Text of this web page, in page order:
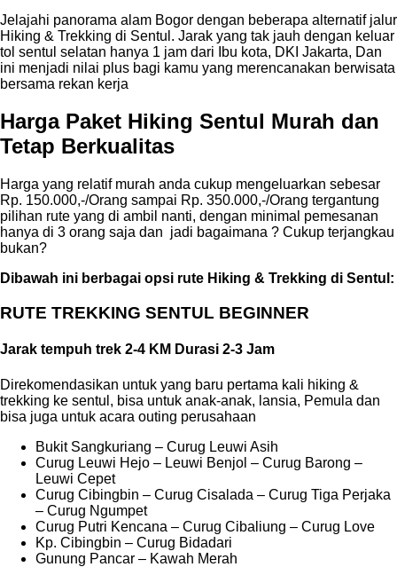
Jelajahi panorama alam Bogor dengan beberapa alternatif jalur
Hiking & Trekking di Sentul. Jarak yang tak jauh dengan keluar
tol sentul selatan hanya 1 jam dari Ibu kota, DKI Jakarta, Dan
ini menjadi nilai plus bagi kamu yang merencanakan berwisata
bersama rekan kerja
Harga Paket Hiking Sentul Murah dan
Tetap Berkualitas
Harga yang relatif murah anda cukup mengeluarkan sebesar
Rp. 150.000,-/Orang sampai Rp. 350.000,-/Orang tergantung
pilihan rute yang di ambil nanti, dengan minimal pemesanan
hanya di 3 orang saja dan jadi bagaimana ? Cukup terjangkau
bukan?
Dibawah ini berbagai opsi rute Hiking & Trekking di Sentul:
RUTE TREKKING SENTUL BEGINNER
Jarak tempuh trek 2-4 KM Durasi 2-3 Jam
Direkomendasikan untuk yang baru pertama kali hiking &
trekking ke sentul, bisa untuk anak-anak, lansia, Pemula dan
bisa juga untuk acara outing perusahaan
Bukit Sangkuriang – Curug Leuwi Asih
Curug Leuwi Hejo – Leuwi Benjol – Curug Barong –
Leuwi Cepet
Curug Cibingbin – Curug Cisalada – Curug Tiga Perjaka
– Curug Ngumpet
Curug Putri Kencana – Curug Cibaliung – Curug Love
Kp. Cibingbin – Curug Bidadari
Gunung Pancar – Kawah Merah